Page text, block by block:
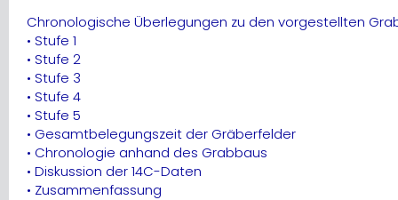
Chronologische Überlegungen zu den vorgestellten
• Stufe 1
• Stufe 2
• Stufe 3
• Stufe 4
• Stufe 5
• Gesamtbelegungszeit der Gräberfelder
• Chronologie anhand des Grabbaus
• Diskussion der 14C-Daten
• Zusammenfassung